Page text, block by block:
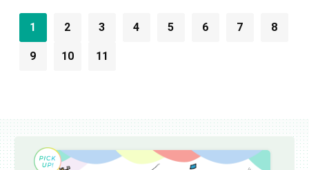
1 2 3 4 5 6 7 8
9 10 11